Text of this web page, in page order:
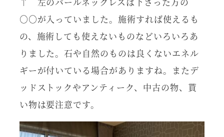
○○が入っていました。施術すれば使えるも
の、施術しても使えないものなどいろいろあ
りました。石や自然のものは良くないエネル
ギーが付いている場合がありますね。またデ
ッドストックやアンティーク、中古の物、貰
い物は要注意です。